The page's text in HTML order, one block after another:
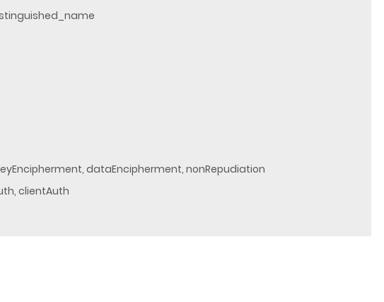
dataEncipherment, nonRepudiation
clientAuth